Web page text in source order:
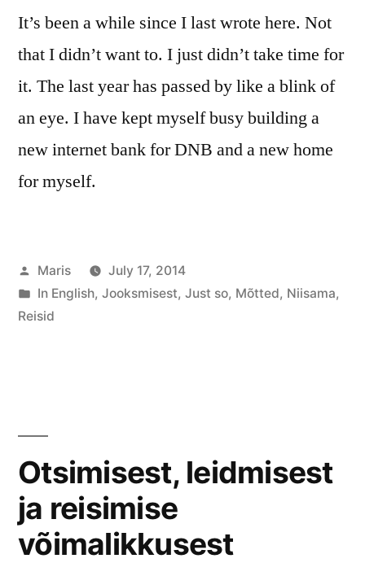
It’s been a while since I last wrote here. Not
that I didn’t want to. I just didn’t take time for
it. The last year has passed by like a blink of
an eye. I have kept myself busy building a
new internet bank for DNB and a new home
for myself.
Posted
by
Maris
July 17, 2014
Posted
in
In English, Jooksmisest, Just so, Mõtted, Niisama,
Reisid
Otsimisest, leidmisest
ja reisimise
võimalikkusest